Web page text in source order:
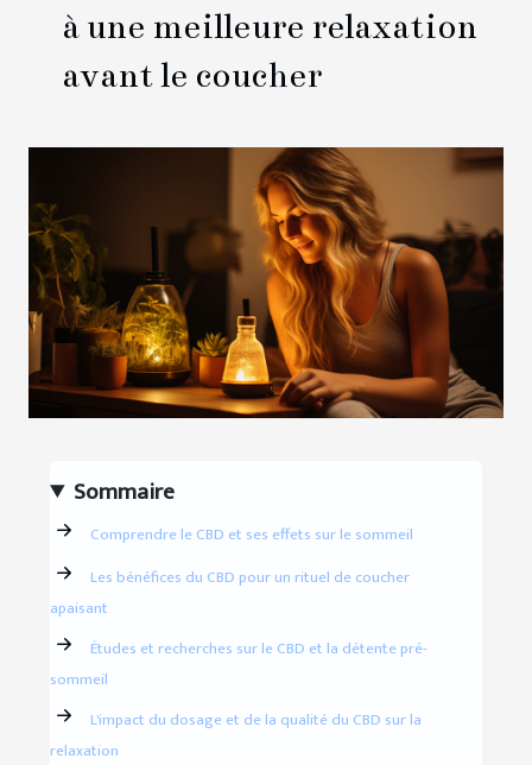
à une meilleure relaxation
avant le coucher
Sommaire
Comprendre le CBD et ses effets sur le sommeil
Les bénéfices du CBD pour un rituel de coucher
apaisant
Études et recherches sur le CBD et la détente pré-
sommeil
L'impact du dosage et de la qualité du CBD sur la
relaxation